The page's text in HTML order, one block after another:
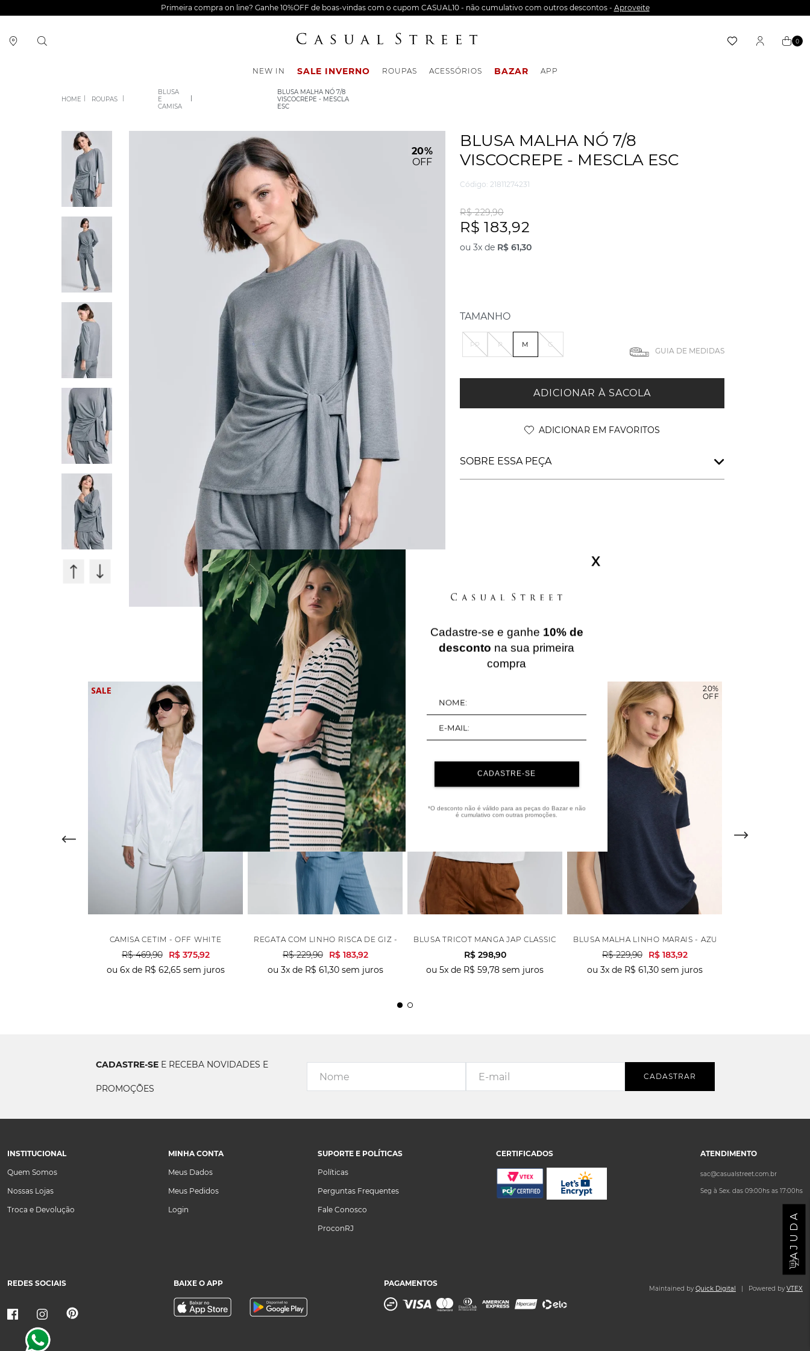
AJUDA
X
Cadastre-se e ganhe 10% de
desconto na sua primeira
compra
CADASTRE-SE
*O desconto não é válido para as peças do Bazar e não
é cumulativo com outras promoções.
Primeira compra on line? Ganhe 10%OFF de boas-vindas com o cupom CASUAL10 - não cumulativo com outros descontos - Aproveite
0
NEW IN SALE INVERNO ROUPAS ACESSÓRIOS BAZAR APP
ROUPAS
BLUSA
E
CAMISA
BLUSA MALHA NÓ 7/8
VISCOCREPE - MESCLA
ESC
20%
OFF
BLUSA MALHA NÓ 7/8
VISCOCREPE - MESCLA ESC
Código: 21811274231
R$ 229,90
R$ 183,92
ou3x de R$ 61,30
TAMANHO
PP P M G
GUIA DE MEDIDAS
ADICIONAR À SACOLA
SOBRE ESSA PEÇA
QUERIDINHOS
7/8 VISCOCREPE - MESCLA ESCCAMISA CETIM - OFF WHITE
R$ 469,90 R$ 375,92
ou 6x de R$ 62,65sem juros
REGATA COM LINHO RISCA DE GIZ - AZUL
R$ 229,90 R$ 183,92
ou 3x de R$ 61,30sem juros
BLUSA TRICOT MANGA JAP CLASSICA - OFF WHITE
R$ 298,90
ou 5x de R$ 59,78 sem juros
20%
OFF
BLUSA MALHA LINHO MARAIS - AZUL MARINHO
R$ 229,90 R$ 183,92
ou 3x de R$ 61,30sem juros
CADASTRE-SEE RECEBA NOVIDADES E
PROMOÇÕES
CADASTRAR
INSTITUCIONAL
Quem Somos
Nossas Lojas
Troca e Devolução
MINHA CONTA
Meus Dados
Meus Pedidos
Login
SUPORTE E POLÍTICAS
Políticas
Perguntas Frequentes
Fale Conosco
ProconRJ
CERTIFICADOS ATENDIMENTO
sac@casualstreet.com.br
Seg à Sex. das 09:00hs as 17:00hs
REDES SOCIAIS BAIXE O APP PAGAMENTOS
Maintained by Quick Digital | Powered by VTEX